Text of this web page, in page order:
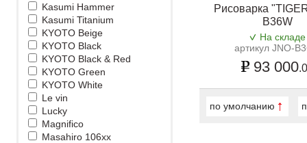
Kasumi Hammer
Kasumi Titanium
KYOTO Beige
KYOTO Black
KYOTO Black & Red
KYOTO Green
KYOTO White
Le vin
Lucky
Magnifico
Masahiro 106xx
Рисоварка
В36W
На складе
артикул JNO-
93 000
по умолчанию